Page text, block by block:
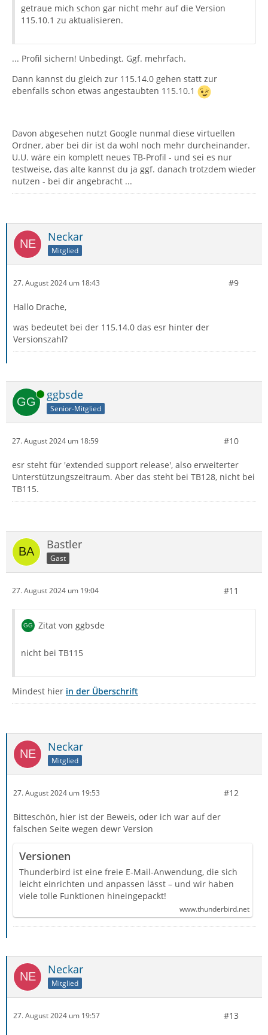
getraue mich schon gar nicht mehr auf die Version
115.10.1 zu aktualisieren.
... Profil sichern! Unbedingt. Ggf. mehrfach.
Dann kannst du gleich zur 115.14.0 gehen statt zur
ebenfalls schon etwas angestaubten 115.10.1
Davon abgesehen nutzt Google nunmal diese virtuellen
Ordner, aber bei dir ist da wohl noch mehr durcheinander.
U.U. wäre ein komplett neues TB-Profil - und sei es nur
testweise, das alte kannst du ja ggf. danach trotzdem wieder
nutzen - bei dir angebracht ...
Neckar
Mitglied
27. August 2024 um 18:43 #9
Hallo Drache,
was bedeutet bei der 115.14.0 das esr hinter der
Versionszahl?
Online ggbsde
Senior-Mitglied
27. August 2024 um 18:59 #10
esr steht für 'extended support release', also erweiterter
Unterstützungszeitraum. Aber das steht bei TB128, nicht bei
TB115.
Bastler
Gast
27. August 2024 um 19:04 #11
Zitat von ggbsde
nicht bei TB115
Mindest hier in der Überschrift
Neckar
Mitglied
27. August 2024 um 19:53 #12
Bitteschön, hier ist der Beweis, oder ich war auf der
falschen Seite wegen dewr Version
Versionen
Thunderbird ist eine freie E-Mail-Anwendung, die sich
leicht einrichten und anpassen lässt – und wir haben
viele tolle Funktionen hineingepackt!
www.thunderbird.net
Neckar
Mitglied
27. August 2024 um 19:57 #13